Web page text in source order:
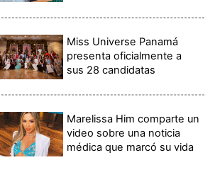
Miss Universe Panamá
presenta oficialmente a
sus 28 candidatas
Marelissa Him comparte un
video sobre una noticia
médica que marcó su vida